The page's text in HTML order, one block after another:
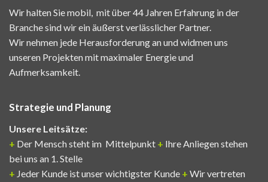
Wir halten Sie mobil, mit über 44 Jahren Erfahrung in der
Branche sind wir ein äußerst verlässlicher Partner.
Wir nehmen jede Herausforderung an und widmen uns
unseren Projekten mit maximaler Energie und
Aufmerksamkeit.
Strategie und Planung
Unsere Leitsätze:
+ Der Mensch steht im Mittelpunkt + Ihre Anliegen stehen
bei uns an 1. Stelle
+ Jeder Kunde ist unser wichtigster Kunde + Wir vertreten